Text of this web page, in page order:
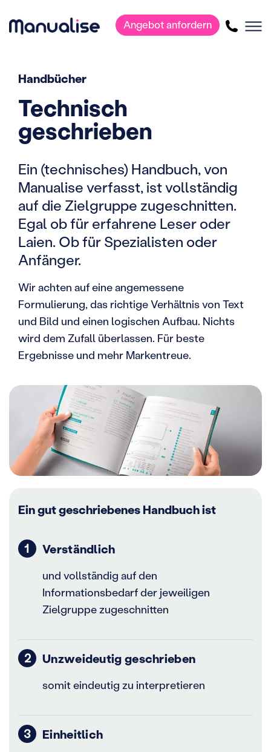
Hauptnavigation
Angebot anfordern
Handbücher
Technisch
geschrieben
Ein (technisches) Handbuch, von
Manualise verfasst, ist vollständig
auf die Zielgruppe zugeschnitten.
Egal ob für erfahrene Leser oder
Laien. Ob für Spezialisten oder
Anfänger.
Wir achten auf eine angemessene
Formulierung, das richtige Verhältnis von Text
und Bild und einen logischen Aufbau. Nichts
wird dem Zufall überlassen. Für beste
Ergebnisse und mehr Markentreue.
Ein gut geschriebenes Handbuch ist
Verständlich
und vollständig auf den
Informationsbedarf der jeweiligen
Zielgruppe zugeschnitten
Unzweideutig geschrieben
somit eindeutig zu interpretieren
Einheitlich